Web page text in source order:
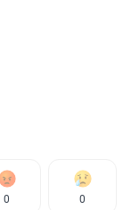
0 0